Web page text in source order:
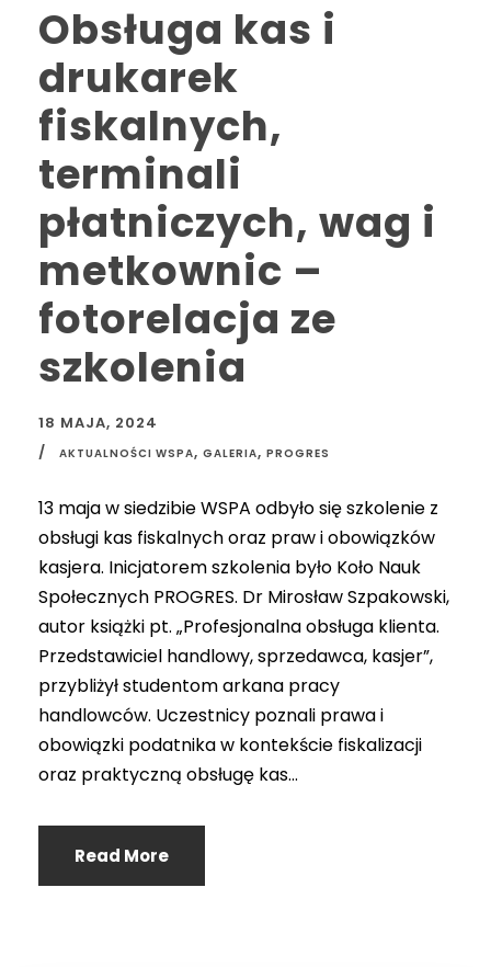
Obsługa kas i
drukarek
fiskalnych,
terminali
płatniczych, wag i
metkownic –
fotorelacja ze
szkolenia
18 MAJA, 2024
AKTUALNOŚCI WSPA, GALERIA, PROGRES
13 maja w siedzibie WSPA odbyło się szkolenie z
obsługi kas fiskalnych oraz praw i obowiązków
kasjera. Inicjatorem szkolenia było Koło Nauk
Społecznych PROGRES. Dr Mirosław Szpakowski,
autor książki pt. „Profesjonalna obsługa klienta.
Przedstawiciel handlowy, sprzedawca, kasjer”,
przybliżył studentom arkana pracy
handlowców. Uczestnicy poznali prawa i
obowiązki podatnika w kontekście fiskalizacji
oraz praktyczną obsługę kas...
Read More